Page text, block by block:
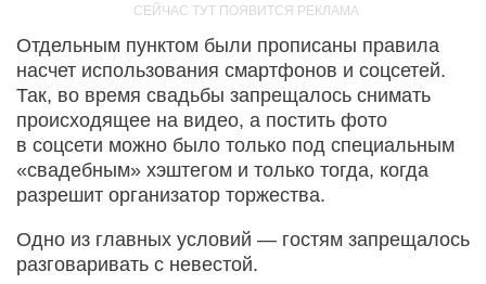
Отдельным пунктом были прописаны правила
насчет использования смартфонов и соцсетей.
Так, во время свадьбы запрещалось снимать
происходящее на видео, а постить фото
в соцсети можно было только под специальным
«свадебным» хэштегом и только тогда, когда
разрешит организатор торжества.
Одно из главных условий — гостям запрещалось
разговаривать с невестой.